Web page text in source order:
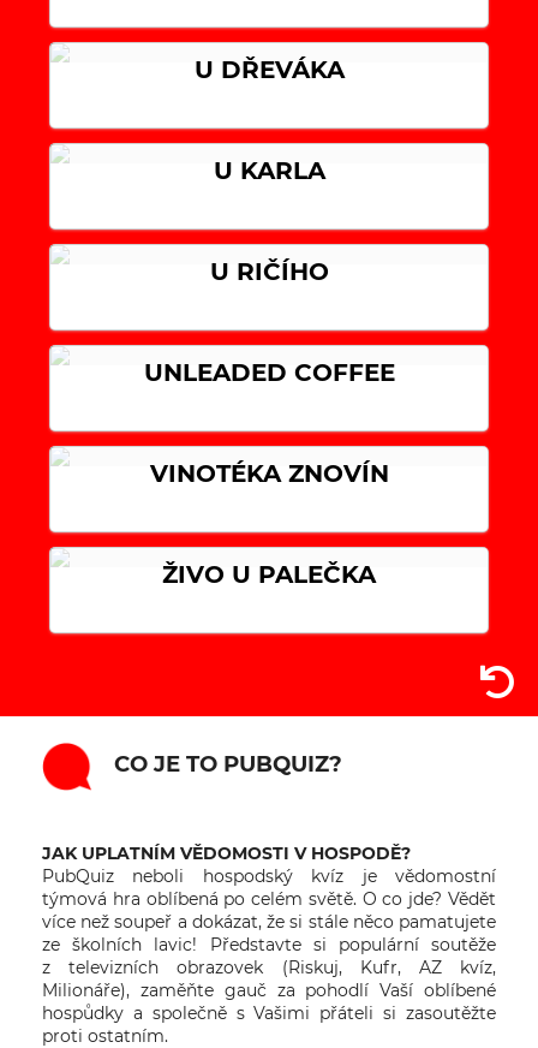
U DŘEVÁKA
U KARLA
U RIČÍHO
UNLEADED COFFEE
VINOTÉKA ZNOVÍN
ŽIVO U PALEČKA
CO JE TO PUBQUIZ?
JAK UPLATNÍM VĚDOMOSTI V HOSPODĚ?
PubQuiz neboli hospodský kvíz je vědomostní
týmová hra oblíbená po celém světě. O co jde? Vědět
více než soupeř a dokázat, že si stále něco pamatujete
ze školních lavic! Představte si populární soutěže
z televizních obrazovek (Riskuj, Kufr, AZ kvíz,
Milionáře), zaměňte gauč za pohodlí Vaší oblíbené
hospůdky a společně s Vašimi přáteli si zasoutěžte
proti ostatním.